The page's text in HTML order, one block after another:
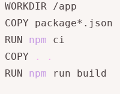
WORKDIR /app
COPY
RUN npm ci
COPY
.
.
RUN npm run build